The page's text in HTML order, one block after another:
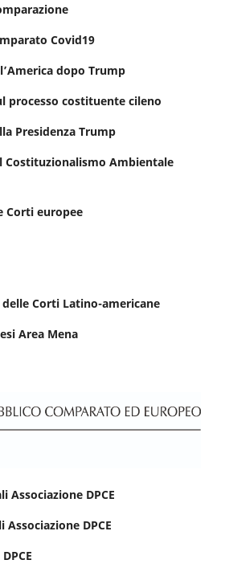
Covid19
dopo Trump
processo costituente cileno
Presidenza Trump
Costituzionalismo Ambientale
Corti europee
Corti Latino-americane
Area Mena
Associazione DPCE
DPCE